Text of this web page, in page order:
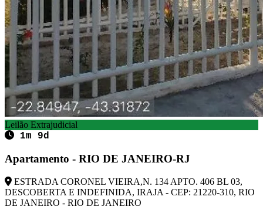
Leilão Extrajudicial
1m 9d
Apartamento - RIO DE JANEIRO-RJ
ESTRADA CORONEL VIEIRA,N. 134 APTO. 406 BL 03,
DESCOBERTA E INDEFINIDA, IRAJA - CEP: 21220-310, RIO
DE JANEIRO - RIO DE JANEIRO